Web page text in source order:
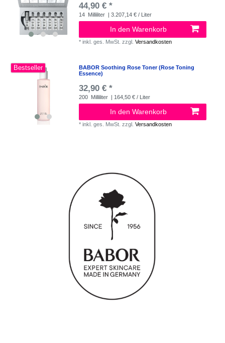
44,90 € *
14 Milliliter | 3.207,14 € / Liter
In den Warenkorb
*inkl. ges. MwSt. zzgl.Versandkosten
Bestseller
BABOR Soothing Rose Toner (Rose Toning
Essence)
32,90 € *
200 Milliliter | 164,50 € / Liter
In den Warenkorb
*inkl. ges. MwSt. zzgl.Versandkosten